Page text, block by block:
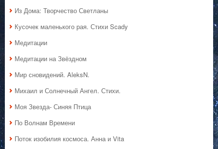
Из Дома: Творчество Светланы
Кусочек маленького рая. Стихи Scady
Медитации
Медитации на Звёздном
Мир сновидений. AleksN.
Михаил и Солнечный Ангел. Стихи.
Моя Звезда- Синяя Птица
По Волнам Времени
Поток изобилия космоса. Анна и Vita